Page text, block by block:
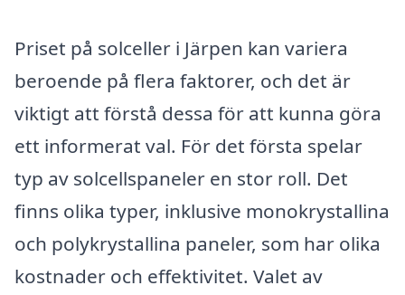
Priset på solceller i Järpen kan variera
beroende på flera faktorer, och det är
viktigt att förstå dessa för att kunna göra
ett informerat val. För det första spelar
typ av solcellspaneler en stor roll. Det
finns olika typer, inklusive monokrystallina
och polykrystallina paneler, som har olika
kostnader och effektivitet. Valet av